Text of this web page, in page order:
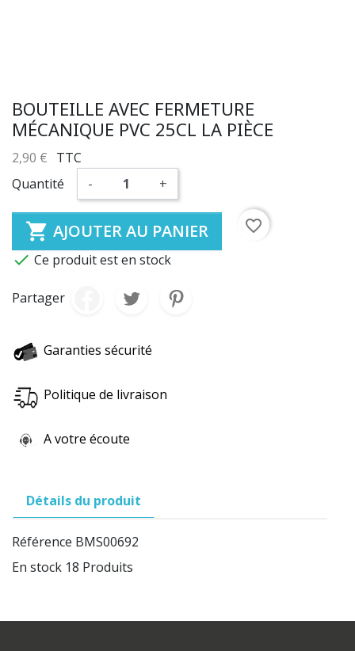
BOUTEILLE AVEC FERMETURE
MÉCANIQUE PVC 25CL LA PIÈCE
2,90 € TTC
Quantité
- +
 AJOUTER AU PANIER
favorite_border
 Ce produit est en stock
Partager
Garanties sécurité
Politique de livraison
A votre écoute
Détails du produit
Référence BMS00692
En stock 18 Produits